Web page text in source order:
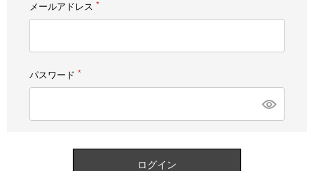
メールアドレス
パスワード
ログイン